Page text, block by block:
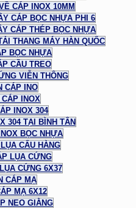
CÁP INOX 10MM
CÁP BỌC NHỰA PHI 6
CÁP THÉP BỌC NHỰA
THANG MÁY HÀN QUỐC
BỌC NHỰA
CẦU TREO
VIỄN THÔNG
CÁP INO
INOX
INOX 304
304 TẠI BÌNH TÂN
BỌC NHỰA
CẨU HÀNG
LỤA CỨNG
CỨNG 6X37
CÁP MẠ
MẠ 6X12
NEO GIẰNG